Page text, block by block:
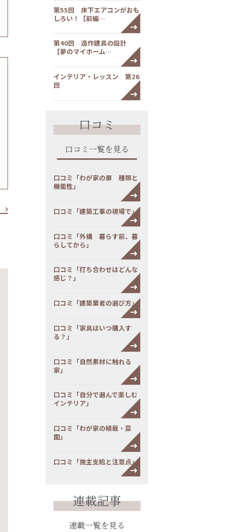
第55回 床下エアコンがおも
しろい！【前編…
第40回 造作建具の設計
【夢のマイホーム…
インテリア・レッスン 第26
回
口コミ
口コミ一覧を見る
口コミ「わが家の扉 種類と
機能性」
口コミ「建築工事の現場で」
口コミ「外構 暮らす前、暮
らしてから」
口コミ「打ち合わせはどんな
感じ？」
口コミ「建築業者の選び方」
口コミ「家具はいつ購入す
る？」
口コミ「自然素材に触れる
家」
口コミ「自分で選んで楽しむ
インテリア」
口コミ「わが家の植栽・菜
園」
口コミ「施主支給と注意点」
連載記事
連載一覧を見る